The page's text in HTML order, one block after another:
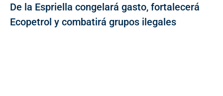
De la Espriella congelará gasto, fortalecerá
Ecopetrol y combatirá grupos ilegales